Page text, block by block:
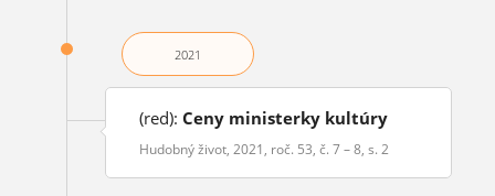
2021
(red): Ceny ministerky kultúry
Hudobný život, 2021, roč. 53, č. 7 – 8, s. 2